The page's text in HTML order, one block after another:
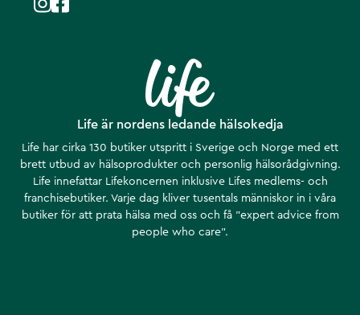
Life är nordens ledande hälsokedja
Life har cirka 130 butiker utspritt i Sverige och Norge med ett
brett utbud av hälsoprodukter och personlig hälsorådgivning.
Life innefattar Lifekoncernen inklusive Lifes medlems- och
franchisebutiker. Varje dag kliver tusentals människor in i våra
butiker för att prata hälsa med oss och få ”expert advice from
people who care”.